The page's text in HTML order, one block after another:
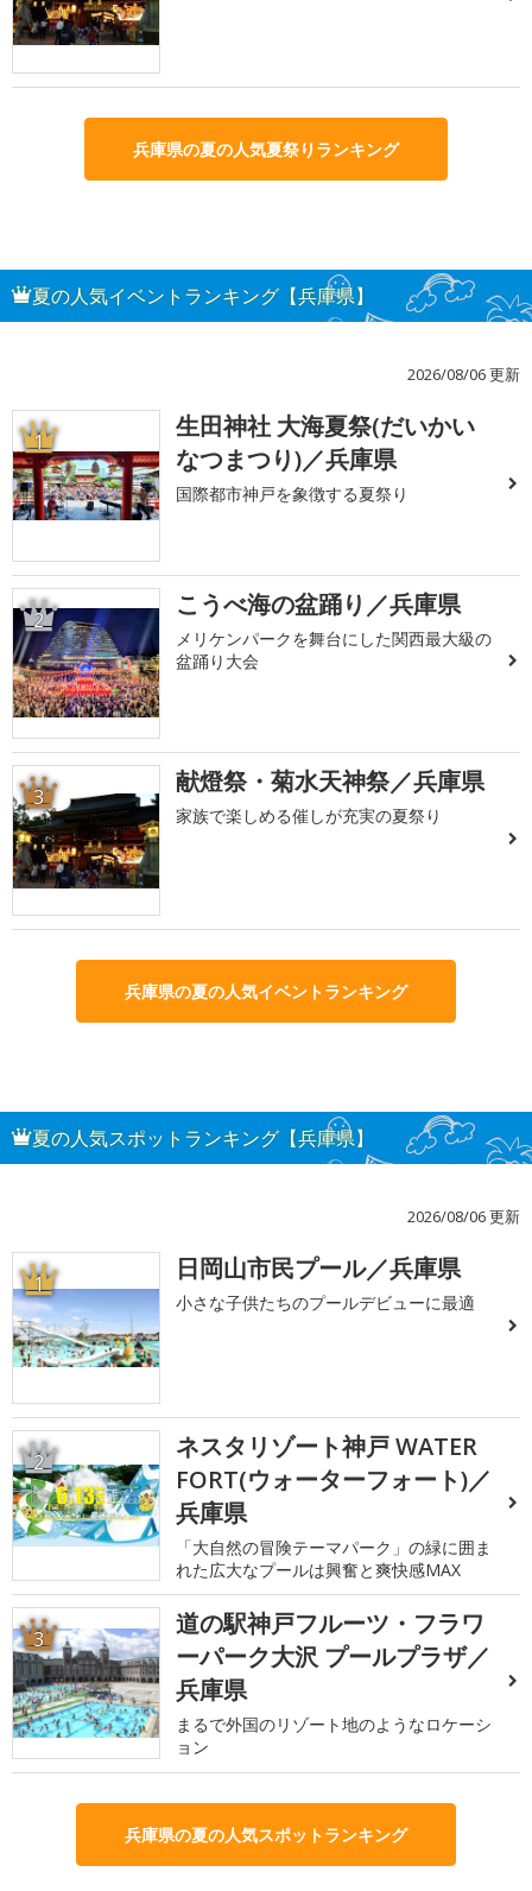
兵庫県の夏の人気夏祭りランキング
夏の人気イベントランキング【兵庫県】
2026/08/06 更新
1
生田神社 大海夏祭(だいかい
なつまつり)／兵庫県
国際都市神戸を象徴する夏祭り
2 こうべ海の盆踊り／兵庫県
メリケンパークを舞台にした関西最大級の
盆踊り大会
3 献燈祭・菊水天神祭／兵庫県
家族で楽しめる催しが充実の夏祭り
兵庫県の夏の人気イベントランキング
夏の人気スポットランキング【兵庫県】
2026/08/06 更新
1 日岡山市民プール／兵庫県
小さな子供たちのプールデビューに最適
2
ネスタリゾート神戸 WATER
FORT(ウォーターフォート)／
兵庫県
「大自然の冒険テーマパーク」の緑に囲ま
れた広大なプールは興奮と爽快感MAX
3
道の駅神戸フルーツ・フラワ
ーパーク大沢 プールプラザ／
兵庫県
まるで外国のリゾート地のようなロケーシ
ョン
兵庫県の夏の人気スポットランキング